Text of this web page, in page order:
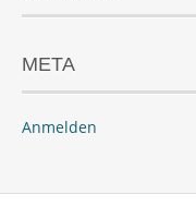
META
Anmelden